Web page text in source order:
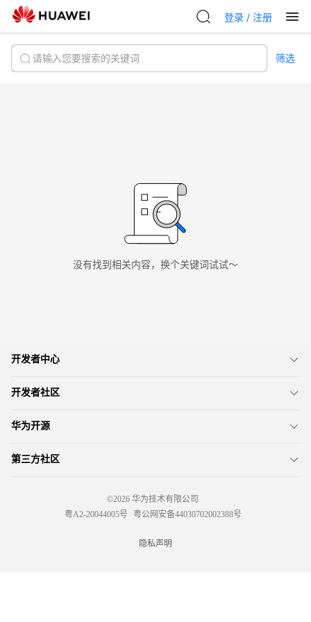
登录 / 注册
筛选
没有找到相关内容，换个关键词试试～
开发者中心
开发者社区
华为开源
第三方社区
©2026 华为技术有限公司
粤A2-20044005号
粤公网安备44030702002388号
隐私声明